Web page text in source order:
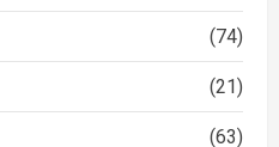
(74)
(21)
(63)